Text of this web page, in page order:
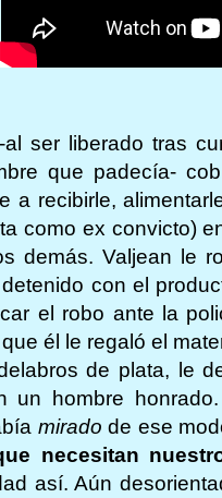
al ser liberado tras
que padecía-
a recibirle,
como ex convicto)
demás. Valjean le
con el
el robo ante la
él le regaló el
de plata, le
un hombre
miradode ese
necesitan
así. Aún